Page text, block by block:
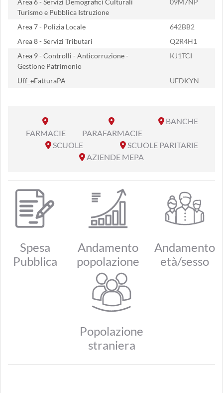
Area 6 - Servizi Demografici Culturali
Turismo e Pubblica Istruzione
09M7NP
Area 7 - Polizia Locale
642BB2
Area 8 - Servizi Tributari
Q2R4H1
Area 9 - Controlli - Anticorruzione -
Gestione Patrimonio
KJ1TCI
Uff_eFatturaPA UFDKYN
FARMACIE PARAFARMACIE
BANCHE
SCUOLE
SCUOLE PARITARIE
AZIENDE MEPA
Spesa
Pubblica
Andamento
popolazione
Andamento
età/sesso
Popolazione
straniera